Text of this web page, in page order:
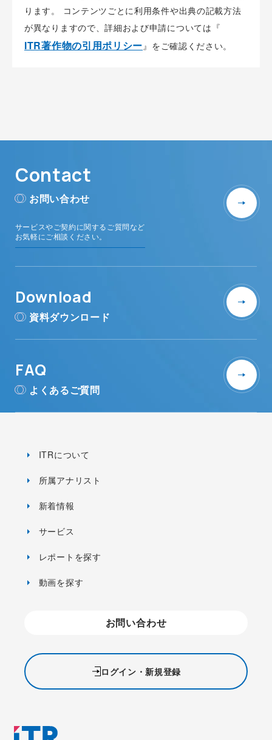
ります。 コンテンツごとに利用条件や出典の記載方法
が異なりますので、詳細および申請については『
ITR著作物の引用ポリシー 』をご確認ください。
Contact
お問い合わせ
サービスやご契約に関するご質問など
お気軽にご相談ください。
Download
資料ダウンロード
FAQ
よくあるご質問
ITRについて
所属アナリスト
新着情報
サービス
レポートを探す
動画を探す
お問い合わせ
ログイン・新規登録